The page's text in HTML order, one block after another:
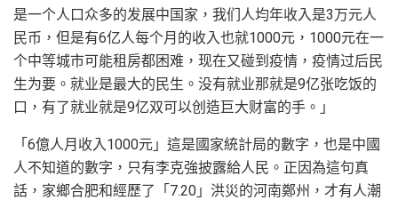
是一个人口众多的发展中国家，我们人均年收入是3万元人
民币，但是有6亿人每个月的收入也就1000元，1000元在一
个中等城市可能租房都困难，现在又碰到疫情，疫情过后民
生为要。就业是最大的民生。没有就业那就是9亿张吃饭的
口，有了就业就是9亿双可以创造巨大财富的手。」
「6億人月收入1000元」這是國家統計局的數字，也是中國
人不知道的數字，只有李克強披露給人民。正因為這句真
話，家鄉合肥和經歷了「7.20」洪災的河南鄭州，才有人潮